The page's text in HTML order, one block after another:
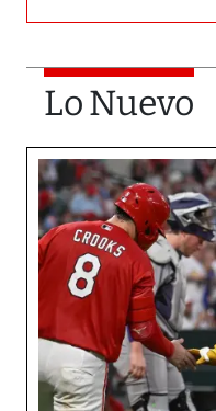
Lo Nuevo